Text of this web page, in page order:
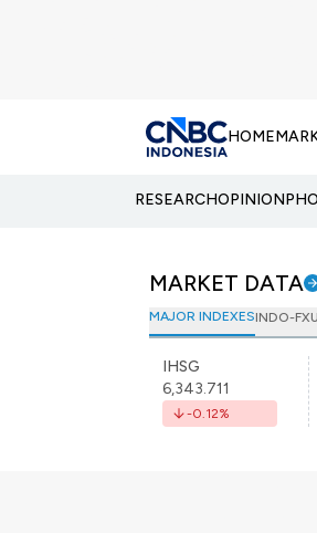
HOME
RESEARCHOPINION
MARKET DATA
MAJOR INDEXESINDO-FX
IHSG
6,343.711
-0.12%